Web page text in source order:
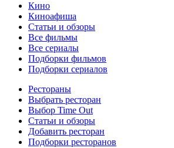
Кино
Киноафиша
Статьи и обзоры
Все фильмы
Все сериалы
Подборки фильмов
Подборки сериалов
Рестораны
Выбрать ресторан
Выбор Time Out
Статьи и обзоры
Добавить ресторан
Подборки ресторанов